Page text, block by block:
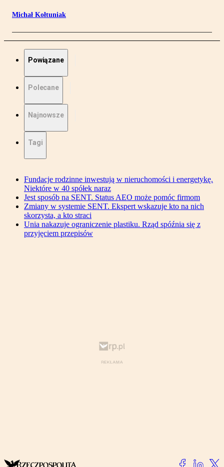
Michał Kołtuniak
Powiązane
Polecane
Najnowsze
Tagi
Fundacje rodzinne inwestują w nieruchomości i energetykę.
Niektóre w 40 spółek naraz
Jest sposób na SENT. Status AEO może pomóc firmom
Zmiany w systemie SENT. Ekspert wskazuje kto na nich
skorzysta, a kto straci
Unia nakazuje ograniczenie plastiku. Rząd spóźnia się z
przyjęciem przepisów